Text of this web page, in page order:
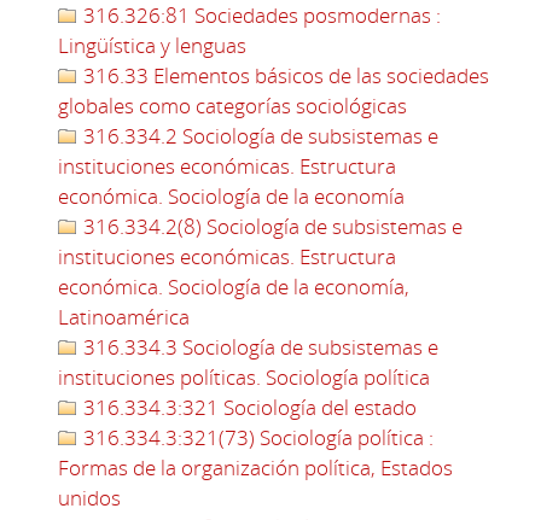
316.326:81 Sociedades posmodernas :
Lingüística y lenguas
316.33 Elementos básicos de las sociedades
globales como categorías sociológicas
316.334.2 Sociología de subsistemas e
instituciones económicas. Estructura
económica. Sociología de la economía
316.334.2(8) Sociología de subsistemas e
instituciones económicas. Estructura
económica. Sociología de la economía,
Latinoamérica
316.334.3 Sociología de subsistemas e
instituciones políticas. Sociología política
316.334.3:321 Sociología del estado
316.334.3:321(73) Sociología política :
Formas de la organización política, Estados
unidos